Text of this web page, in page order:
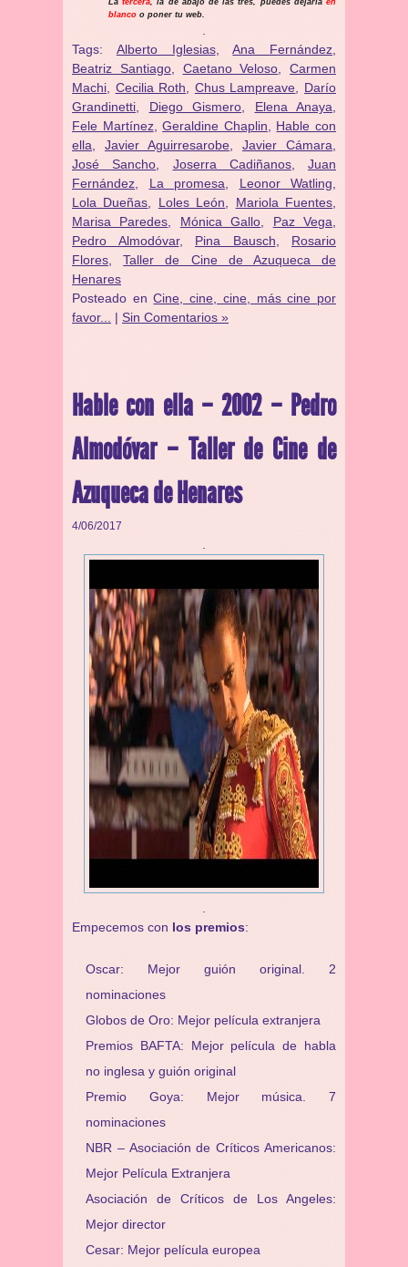
Latercera, la de abajo de las tres, puedes dejarlaen
blanco o poner tu web.
Tags: Alberto Iglesias,Ana Fernández
Beatriz Santiago, Caetano Veloso
Carmen
Machi
Cecilia Roth Chus Lampreave
Darío
Grandinetti
Diego Gismero Elena Anaya
Fele Martínez,Geraldine Chaplin
Hable con
ella
Javier Aguirresarobe Javier Cámara
José Sancho
Joserra Cadiñanos, Juan
Fernández
La promesa Leonor Watling
Lola Dueñas
Loles León Mariola Fuentes
Marisa Paredes
Mónica Gallo Paz Vega
Pedro Almodóvar, Pina Bausch
Rosario
Flores ,Taller de Cine de Azuqueca de
Henares
Posteado enCine, cine, cine, más cine por
favor...
| Sin Comentarios »
Hable con ella – 2002 – Pedro
Almodóvar – Taller de Cine de
Azuqueca de Henares
4/06/2017
Empecemos con los premios:
Oscar: Mejor guión original. 2
nominaciones
Globos de Oro: Mejor película extranjera
Premios BAFTA: Mejor película de habla
no inglesa y guión original
Premio Goya: Mejor música. 7
nominaciones
NBR – Asociación de Críticos Americanos:
Mejor Película Extranjera
Asociación de Críticos de Los Angeles:
Mejor director
Cesar: Mejor película europea